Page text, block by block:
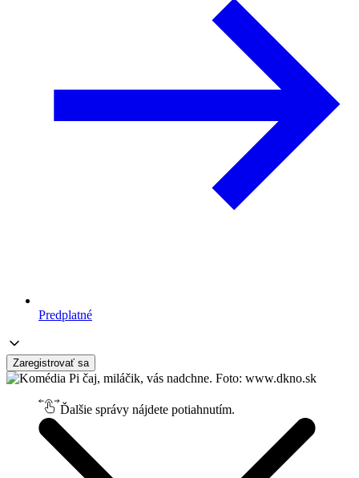
Predplatné
Zaregistrovať sa
Ďalšie správy nájdete potiahnutím.